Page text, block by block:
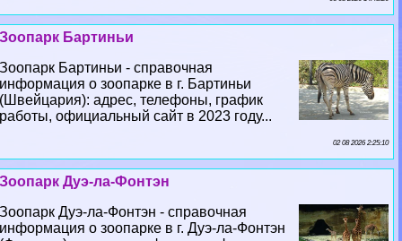
Зоопарк Бартиньи
Зоопарк Бартиньи - справочная
информация о зоопарке в г. Бартиньи
(Швейцария): адрес, телефоны, график
работы, официальный сайт в 2023 году...
02 08 2026 2:25:10
Зоопарк Дуэ-ла-Фонтэн
Зоопарк Дуэ-ла-Фонтэн - справочная
информация о зоопарке в г. Дуэ-ла-Фонтэн